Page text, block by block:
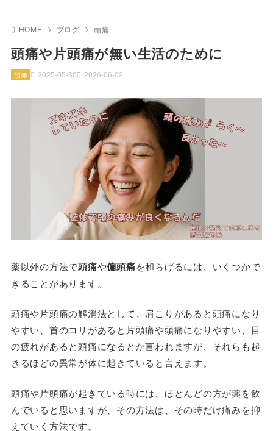
HOME ブログ 頭痛
頭痛や片頭痛が無い生活のために
2025-05-30 2026-06-02
頭痛
薬以外の方法で頭痛や偏頭痛を和らげるには、いくつかで
きることがあります。
頭痛や片頭痛の解消法として、肩こりがあると頭痛になり
やすい、首のコリがあると片頭痛や頭痛になりやすい、目
の疲れがあると頭痛になるとか言われますが、それらも起
きるほどの異常が体に起きていると言えます。
頭痛や片頭痛が起きている時には、ほとんどの方が薬を飲
んでいると思いますが、その方法は、その時だけ痛みを抑
えていく方法です。